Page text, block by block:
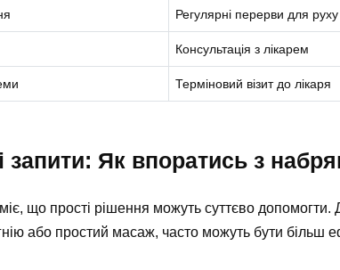
Регулярні перерви для руху
Консультація з лікарем
Терміновий візит до лікаря
запити: Як впоратись з
що прості рішення можуть суттєво допомогти.
або простий масаж, часто можуть бути більш